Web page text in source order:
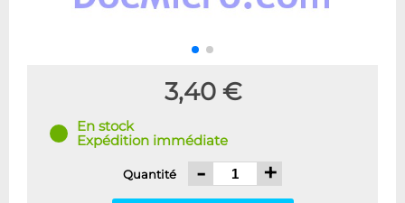
3,40 €
En stock
Expédition immédiate
Quantité - +